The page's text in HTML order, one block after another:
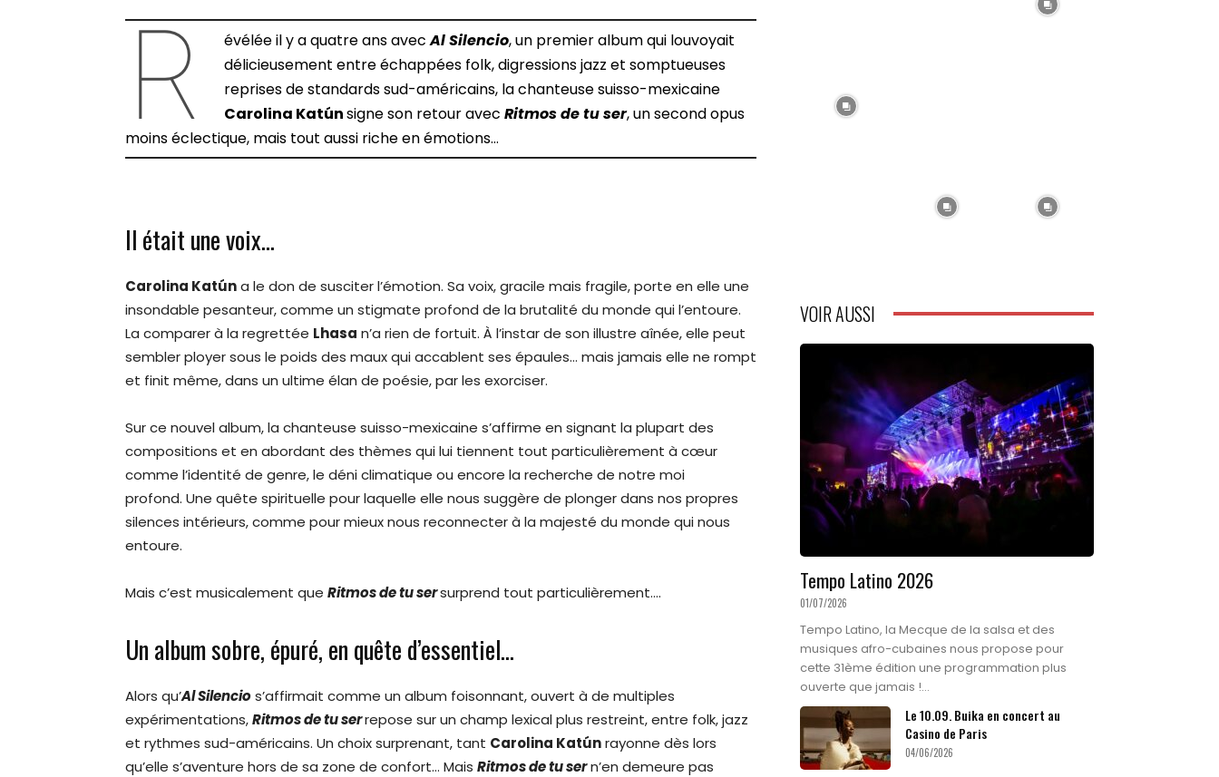
R évélée il y a quatre ans avecAl Silencio, un premier album qui louvoyait
délicieusement entre échappées folk, digressions jazz et somptueuses
reprises de standards sud-américains, la chanteuse suisso-mexicaine
Carolina Katúnsigne son retour avecRitmos de tu ser, un second opus
moins éclectique, mais tout aussi riche en émotions…
Il était une voix…
Carolina Katúna le don de susciter l’émotion. Sa voix, gracile mais fragile, porte en elle une
insondable pesanteur, comme un stigmate profond de la brutalité du monde qui l’entoure.
La comparer à la regrettée Lhasa n’a rien de fortuit. À l’instar de son illustre aînée, elle peut
sembler ployer sous le poids des maux qui accablent ses épaules… mais jamais elle ne rompt
et finit même, dans un ultime élan de poésie, par les exorciser.
Sur ce nouvel album, la chanteuse suisso-mexicaine s’affirme en signant la plupart des
compositions et en abordant des thèmes qui lui tiennent tout particulièrement à cœur
comme l’identité de genre, le déni climatique ou encore la recherche de notre moi
profond. Une quête spirituelle pour laquelle elle nous suggère de plonger dans nos propres
silences intérieurs, comme pour mieux nous reconnecter à la majesté du monde qui nous
entoure.
Mais c’est musicalement que Ritmos de tu sersurprend tout particulièrement….
Un album sobre, épuré, en quête d’essentiel…
Alors qu’Al Silencios’affirmait comme un album foisonnant, ouvert à de multiples
expérimentations,Ritmos de tu serrepose sur un champ lexical plus restreint, entre folk, jazz
et rythmes sud-américains. Un choix surprenant, tant Carolina Katúnrayonne dès lors
qu’elle s’aventure hors de sa zone de confort… Mais Ritmos de tu sern’en demeure pas
VOIR AUSSI
Tempo Latino 2026
01/07/2026
Tempo Latino, la Mecque de la salsa et des
musiques afro-cubaines nous propose pour
cette 31ème édition une programmation plus
ouverte que jamais !...
Le 10.09. Buika en concert au
Casino de Paris
04/06/2026